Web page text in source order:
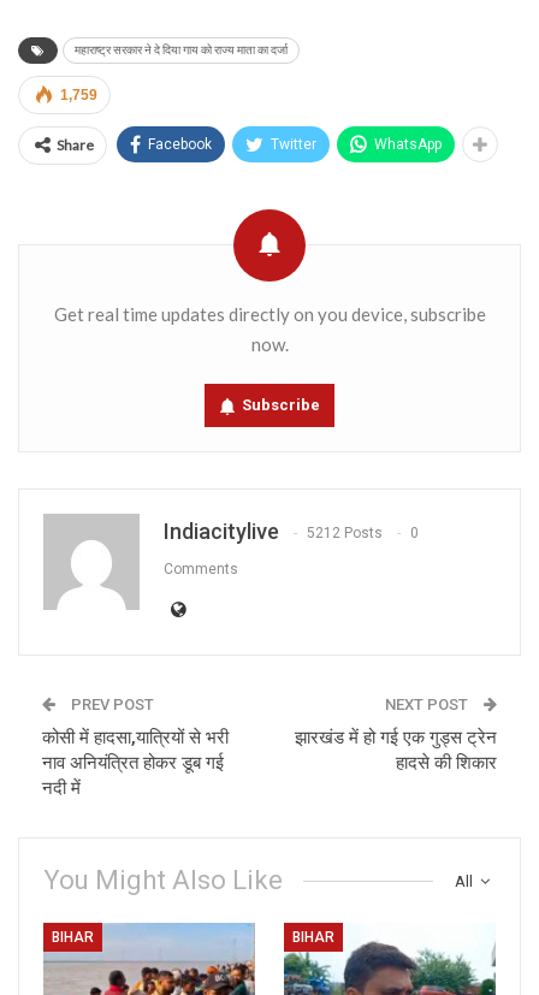
महाराष्ट्र सरकार ने दे दिया गाय को राज्य माता का दर्जा
1,759
Share Facebook Twitter WhatsApp
Get real time updates directly on you device, subscribe
now.
Subscribe
Indiacitylive 5212 Posts 0
Comments
PREV POST
कोसी में हादसा,यात्रियों से भरी
नाव अनियंत्रित होकर डूब गई
नदी में
NEXT POST
झारखंड में हो गई एक गुड्स ट्रेन
हादसे की शिकार
All
You Might Also Like
BIHAR BIHAR